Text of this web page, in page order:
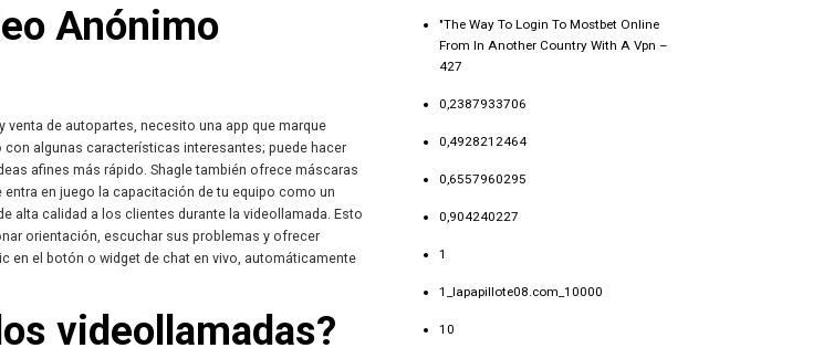
Anónimo
de autopartes, necesito una app que marque
algunas características interesantes; puede hacer
afines más rápido. Shagle también ofrece máscaras
en juego la capacitación de tu equipo como un
alta calidad a los clientes durante la videollamada. Esto
orientación, escuchar sus problemas y ofrecer
en el botón o widget de chat en vivo, automáticamente
videollamadas?
"The Way To Login To Mostbet Online
From In Another Country With A Vpn –
427
0,2387933706
0,4928212464
0,6557960295
0,904240227
1
1_lapapillote08.com_10000
10